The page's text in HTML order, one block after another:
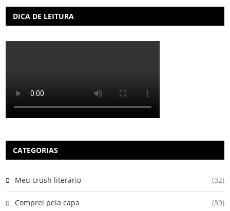
DICA DE LEITURA
CATEGORIAS
Meu crush literário (32)
Comprei pela capa (39)